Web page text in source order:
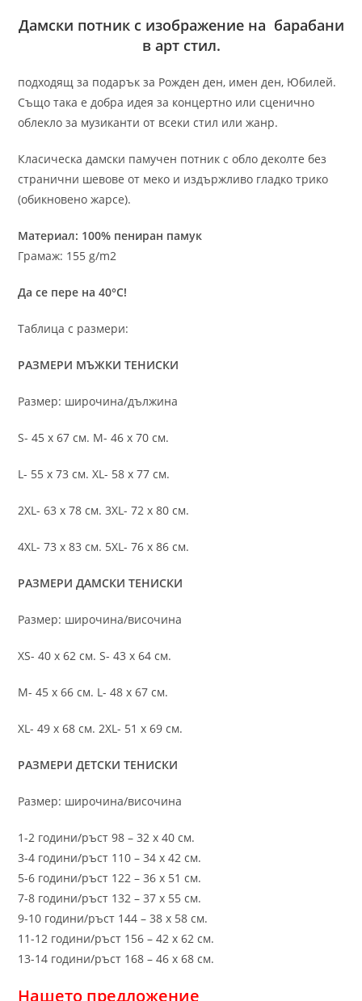
Дамски потник с изображение на барабани
в арт стил.
подходящ за подарък за Рожден ден, имен ден, Юбилей.
Също така е добра идея за концертно или сценично
облекло за музиканти от всеки стил или жанр.
Класическа дамски памучен потник с обло деколте без
странични шевове от меко и издържливо гладко трико
(обикновено жарсе).
Материал: 100% пениран памук
Грамаж: 155 g/m2
Да се пере на 40°C!
Таблица с размери:
РАЗМЕРИ МЪЖКИ ТЕНИСКИ
Размер: широчина/дължина
S- 45 х 67 см. M- 46 х 70 см.
L- 55 х 73 см. XL- 58 х 77 см.
2XL- 63 х 78 см. 3XL- 72 х 80 см.
4XL- 73 х 83 см. 5XL- 76 х 86 см.
РАЗМЕРИ ДАМСКИ ТЕНИСКИ
Размер: широчина/височина
XS- 40 х 62 см. S- 43 х 64 см.
M- 45 х 66 см. L- 48 х 67 см.
XL- 49 х 68 см. 2XL- 51 х 69 см.
РАЗМЕРИ ДЕТСКИ ТЕНИСКИ
Размер: широчина/височина
1-2 години/ръст 98 – 32 х 40 см.
3-4 години/ръст 110 – 34 х 42 см.
5-6 години/ръст 122 – 36 х 51 см.
7-8 години/ръст 132 – 37 х 55 см.
9-10 години/ръст 144 – 38 х 58 см.
11-12 години/ръст 156 – 42 x 62 см.
13-14 години/ръст 168 – 46 х 68 см.
Нашето предложение